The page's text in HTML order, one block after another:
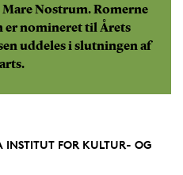
Mare Nostrum. Romerne
er nomineret til Årets
uddeles i slutningen af
INSTITUT FOR KULTUR- OG